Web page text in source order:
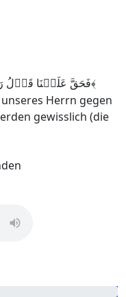
فَحَقَّ عَلَیۡنَا قَوۡلُ رَبِّنَاۤ ٭ۖ اِنَّا لَذَآئِقُوۡنَ ﴿۳۲﴾
Herrn gegen
gewisslich (die